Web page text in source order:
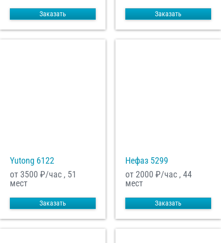
Заказать Заказать
Yutong 6122
от 3500 ₽/час , 51
мест
Заказать
Нефаз 5299
от 2000 ₽/час , 44
мест
Заказать